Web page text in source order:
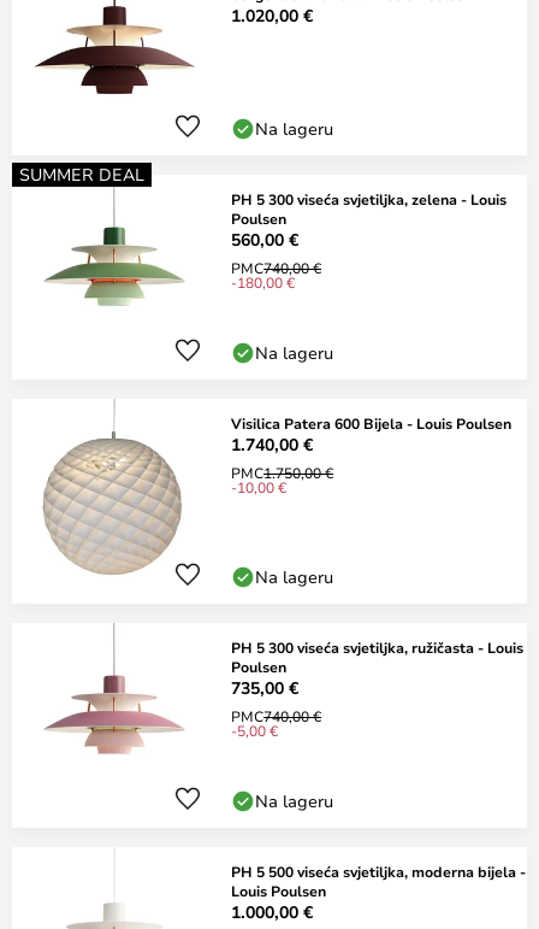
1.020,00 €
Na lageru
SUMMER DEAL
PH 5 300 viseća svjetiljka, zelena - Louis
Poulsen
560,00 €
PMC740,00 €
-180,00 €
Na lageru
Visilica Patera 600 Bijela - Louis Poulsen
1.740,00 €
PMC1.750,00 €
-10,00 €
Na lageru
PH 5 300 viseća svjetiljka, ružičasta - Louis
Poulsen
735,00 €
PMC740,00 €
-5,00 €
Na lageru
PH 5 500 viseća svjetiljka, moderna bijela -
Louis Poulsen
1.000,00 €